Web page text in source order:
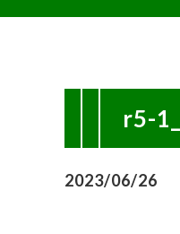
r5-
2023/06/26